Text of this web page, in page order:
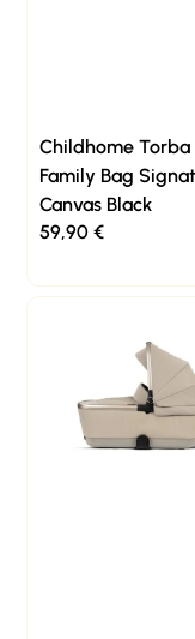
Childhome Torba
Family Bag
Canvas Black
59,90€